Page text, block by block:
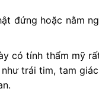
đứng hoặc nằm
có tính thẩm mỹ
trái tim, tam